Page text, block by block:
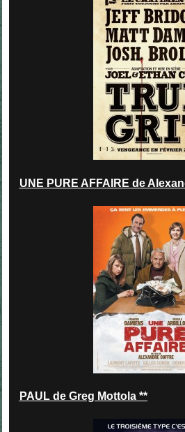
UNE PURE AFFAIRE de
PAUL de Greg Mottola **